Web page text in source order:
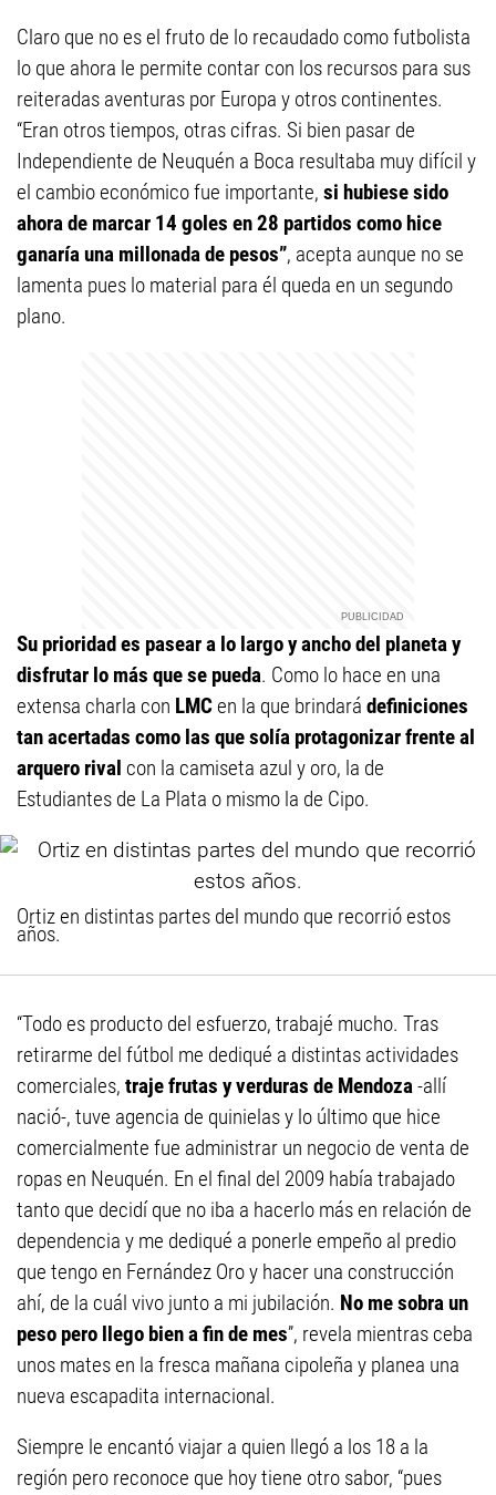
Claro que no es el fruto de lo recaudado como futbolista
lo que ahora le permite contar con los recursos para sus
reiteradas aventuras por Europa y otros continentes.
“Eran otros tiempos, otras cifras. Si bien pasar de
Independiente de Neuquén a Boca resultaba muy difícil y
el cambio económico fue importante, si hubiese sido
ahora de marcar 14 goles en 28 partidos como hice
ganaría una millonada de pesos”, acepta aunque no se
lamenta pues lo material para él queda en un segundo
plano.
Su prioridad es pasear a lo largo y ancho del planeta y
disfrutar lo más que se pueda. Como lo hace en una
extensa charla con LMCen la que brindará definiciones
tan acertadas como las que solía protagonizar frente al
arquero rival con la camiseta azul y oro, la de
Estudiantes de La Plata o mismo la de Cipo.
Ortiz en distintas partes del mundo que recorrió estos
años.
“Todo es producto del esfuerzo, trabajé mucho. Tras
retirarme del fútbol me dediqué a distintas actividades
comerciales, traje frutas y verduras de Mendoza-allí
nació-, tuve agencia de quinielas y lo último que hice
comercialmente fue administrar un negocio de venta de
ropas en Neuquén. En el final del 2009 había trabajado
tanto que decidí que no iba a hacerlo más en relación de
dependencia y me dediqué a ponerle empeño al predio
que tengo en Fernández Oro y hacer una construcción
ahí, de la cuál vivo junto a mi jubilación. No me sobra un
peso pero llego bien a fin de mes”, revela mientras ceba
unos mates en la fresca mañana cipoleña y planea una
nueva escapadita internacional.
Siempre le encantó viajar a quien llegó a los 18 a la
región pero reconoce que hoy tiene otro sabor, “pues